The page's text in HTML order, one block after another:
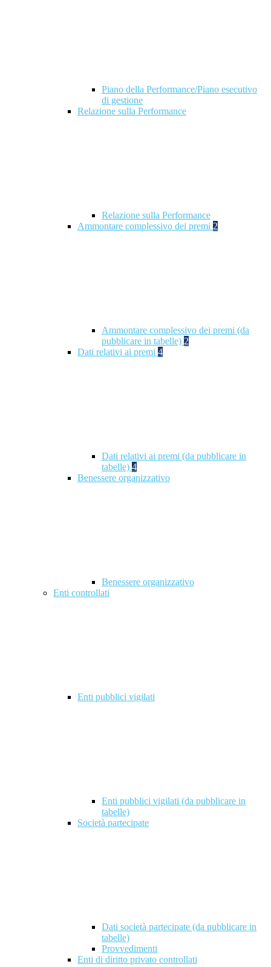
Piano della Performance/Piano esecutivo
di gestione
Relazione sulla Performance
Relazione sulla Performance
Ammontare complessivo dei premi 2
Ammontare complessivo dei premi (da
pubblicare in tabelle) 2
Dati relativi ai premi 4
Dati relativi ai premi (da pubblicare in
tabelle) 4
Benessere organizzativo
Benessere organizzativo
Enti controllati
Enti pubblici vigilati
Enti pubblici vigilati (da pubblicare in
tabelle)
Società partecipate
Dati società partecipate (da pubblicare in
tabelle)
Provvedimenti
Enti di diritto privato controllati